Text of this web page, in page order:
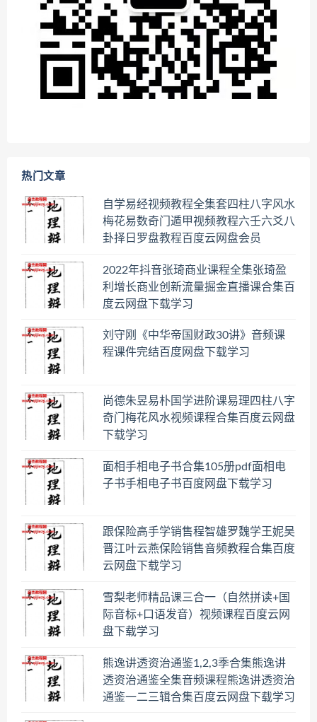
热门文章
自学易经视频教程全集套四柱八字风水
梅花易数奇门遁甲视频教程六壬六爻八
卦择日罗盘教程百度云网盘会员
2022年抖音张琦商业课程全集张琦盈
利增长商业创新流量掘金直播课合集百
度云网盘下载学习
刘守刚《中华帝国财政30讲》音频课
程课件完结百度网盘下载学习
尚德朱昱易朴国学进阶课易理四柱八字
奇门梅花风水视频课程合集百度云网盘
下载学习
面相手相电子书合集105册pdf面相电
子书手相电子书百度网盘下载学习
跟保险高手学销售程智雄罗魏学王妮吴
晋江叶云燕保险销售音频教程合集百度
云网盘下载学习
雪梨老师精品课三合一（自然拼读+国
际音标+口语发音）视频课程百度云网
盘下载学习
熊逸讲透资治通鉴1,2,3季合集熊逸讲
透资治通鉴全集音频课程熊逸讲透资治
通鉴一二三辑合集百度云网盘下载学习